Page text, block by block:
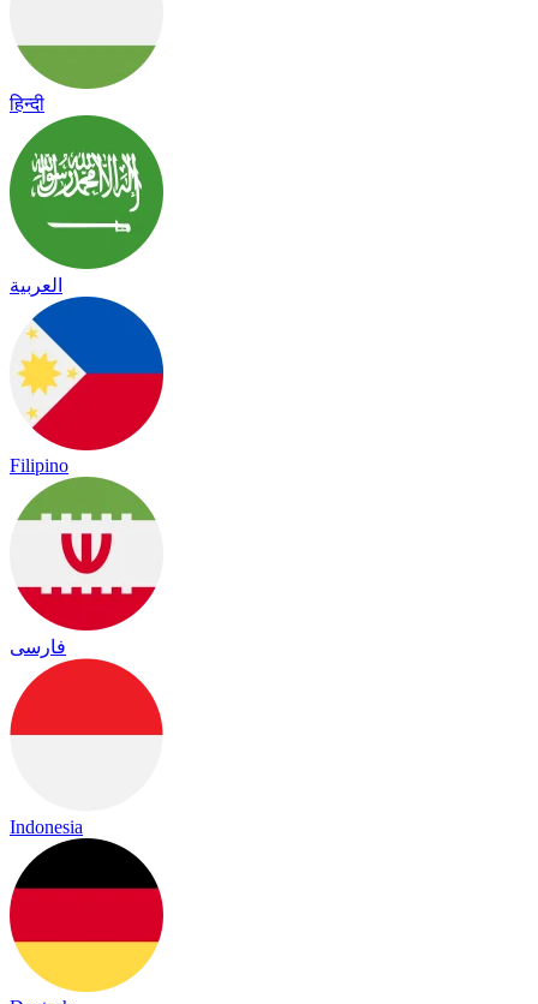
हिन्दी
العربية
Filipino
فارسی
Indonesia